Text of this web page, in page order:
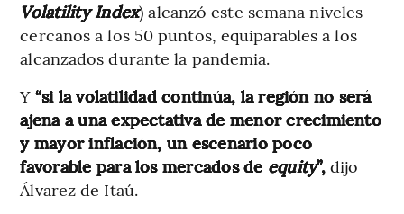
Volatility Index) alcanzó este semana niveles
cercanos a los 50 puntos, equiparables a los
alcanzados durante la pandemia.
Y “si la volatilidad continúa, la región no será
ajena a una expectativa de menor crecimiento
y mayor inflación, un escenario poco
favorable para los mercados de equity”,dijo
Álvarez de Itaú.